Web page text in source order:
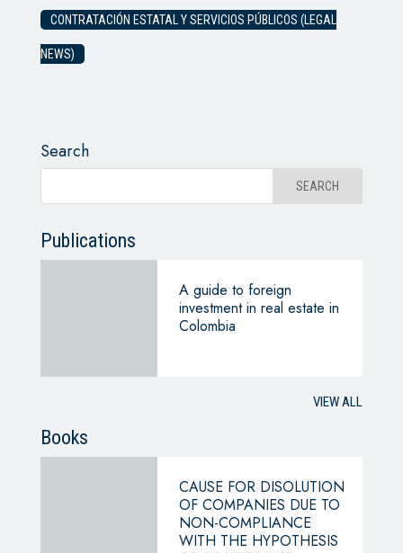
CONTRATACIÓN ESTATAL Y SERVICIOS PÚBLICOS (LEGAL
NEWS)
Search
Publications
A guide to foreign
investment in real estate in
Colombia
VIEW ALL
Books
CAUSE FOR DISOLUTION
OF COMPANIES DUE TO
NON-COMPLIANCE
WITH THE HYPOTHESIS